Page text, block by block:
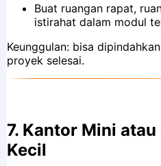
Buat ruangan rapat,
istirahat dalam modul
Keunggulan: bisa
proyek selesai.
7. Kantor Mini atau
Kecil